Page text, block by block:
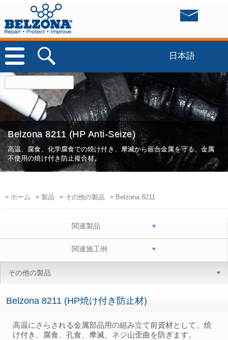
日本語
Belzona 8211 (HP Anti-Seize)
高温、腐食、化学腐食での焼け付き、摩滅から嵌合金属を守る、金属
不使用の焼け付き防止複合材。
» ホーム » 製品 » その他の製品 » Belzona 8211
関連製品
関連施工例
その他の製品
Belzona 8211 (HP焼け付き防止材)
高温にさらされる金属部品用の組み立て前資材として、焼
け付き、腐食、孔食、摩滅、ネジ山歪曲を防ぎます。